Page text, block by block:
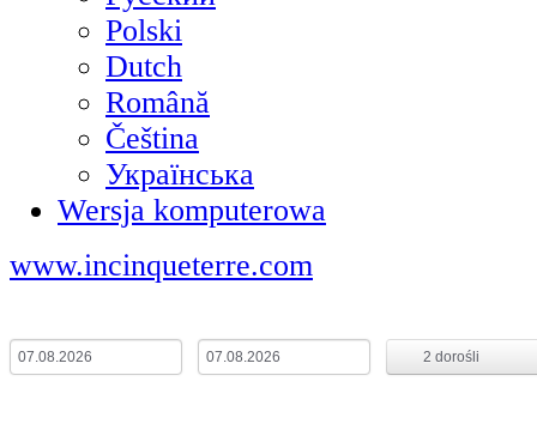
Polski
Dutch
Română
Čeština
Українська
Wersja komputerowa
www.incinqueterre.com
2 dorośli